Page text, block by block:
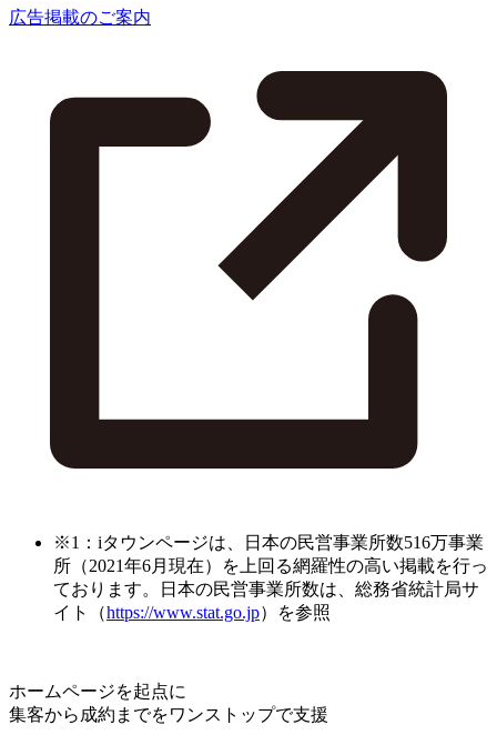
広告掲載のご案内
※1：iタウンページは、日本の民営事業所数516万事業
所（2021年6月現在）を上回る網羅性の高い掲載を行っ
ております。日本の民営事業所数は、総務省統計局サ
イト（https://www.stat.go.jp）を参照
ホームページを起点に
集客から成約までをワンストップで支援